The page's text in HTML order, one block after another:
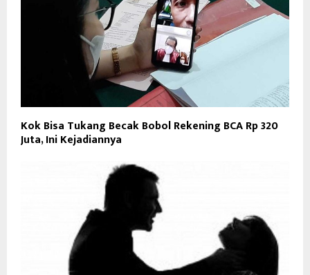
Kok Bisa Tukang Becak Bobol Rekening BCA Rp 320
Juta, Ini Kejadiannya